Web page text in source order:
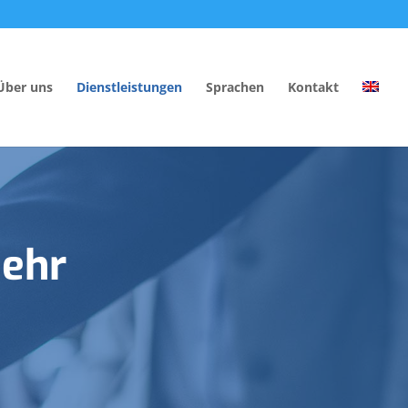
uns Dienstleistungen Sprachen Kontakt